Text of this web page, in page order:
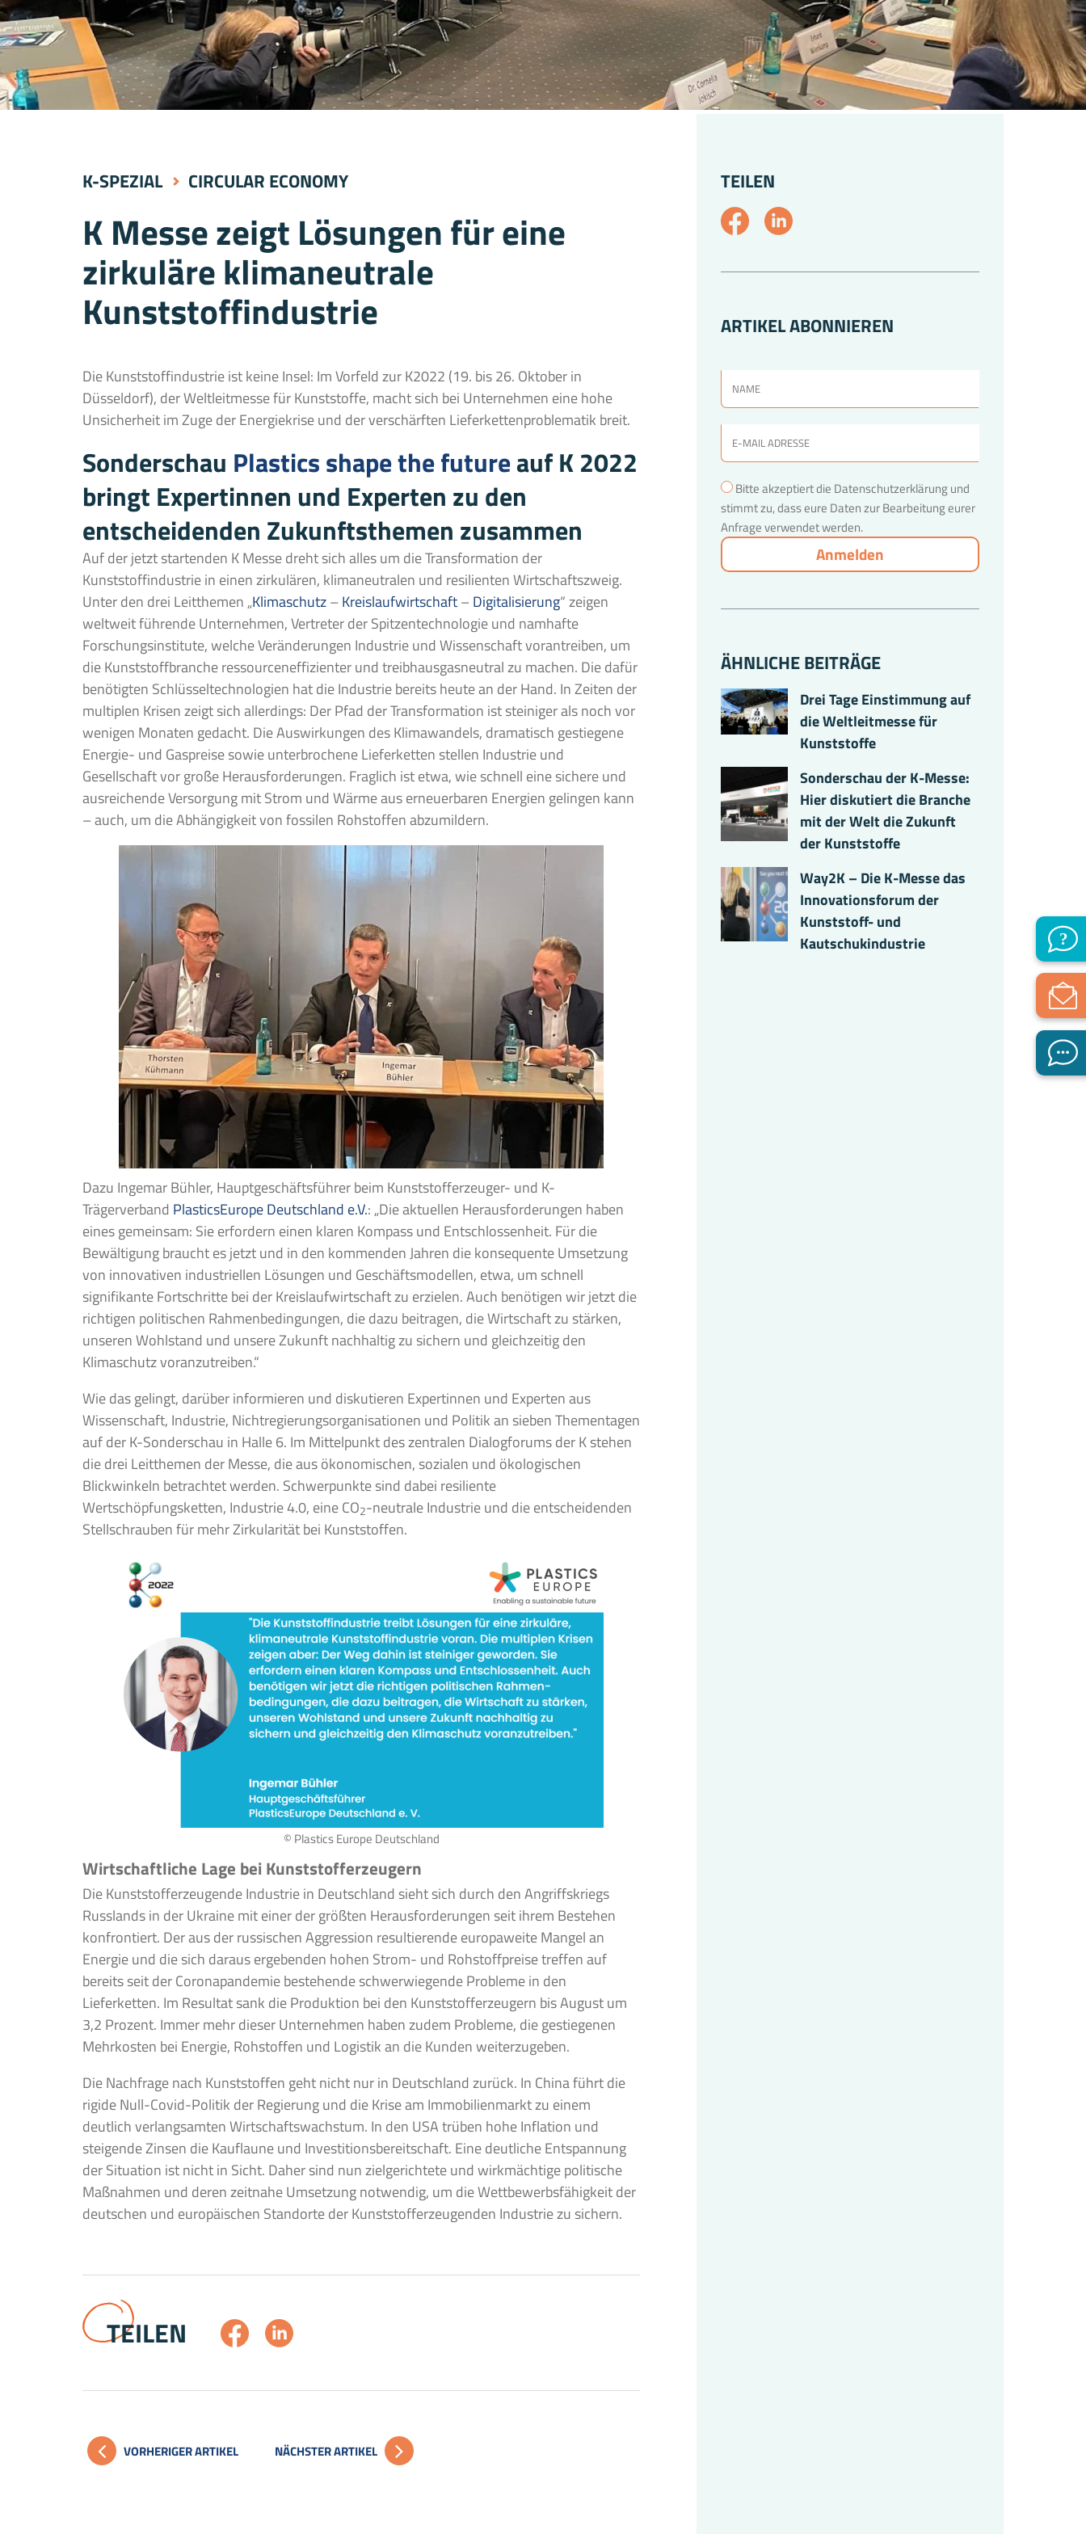
K-SPEZIAL CIRCULAR ECONOMY
K Messe zeigt Lösungen für eine
zirkuläre klimaneutrale
Kunststoffindustrie
Die Kunststoffindustrie ist keine Insel: Im Vorfeld zur K2022 (19. bis 26. Oktober in
Düsseldorf), der Weltleitmesse für Kunststoffe, macht sich bei Unternehmen eine hohe
Unsicherheit im Zuge der Energiekrise und der verschärften Lieferkettenproblematik breit.
Sonderschau Plastics shape the futureauf K 2022
bringt Expertinnen und Experten zu den
entscheidenden Zukunftsthemen zusammen
Auf der jetzt startenden K Messe dreht sich alles um die Transformation der
Kunststoffindustrie in einen zirkulären, klimaneutralen und resilienten Wirtschaftszweig.
Unter den drei Leitthemen „Klimaschutz– Kreislaufwirtschaft– Digitalisierung“ zeigen
weltweit führende Unternehmen, Vertreter der Spitzentechnologie und namhafte
Forschungsinstitute, welche Veränderungen Industrie und Wissenschaft vorantreiben, um
die Kunststoffbranche ressourceneffizienter und treibhausgasneutral zu machen. Die dafür
benötigten Schlüsseltechnologien hat die Industrie bereits heute an der Hand. In Zeiten der
multiplen Krisen zeigt sich allerdings: Der Pfad der Transformation ist steiniger als noch vor
wenigen Monaten gedacht. Die Auswirkungen des Klimawandels, dramatisch gestiegene
Energie- und Gaspreise sowie unterbrochene Lieferketten stellen Industrie und
Gesellschaft vor große Herausforderungen. Fraglich ist etwa, wie schnell eine sichere und
ausreichende Versorgung mit Strom und Wärme aus erneuerbaren Energien gelingen kann
– auch, um die Abhängigkeit von fossilen Rohstoffen abzumildern.
Dazu Ingemar Bühler, Hauptgeschäftsführer beim Kunststofferzeuger- und K-
Trägerverband PlasticsEurope Deutschland e.V.: „Die aktuellen Herausforderungen haben
eines gemeinsam: Sie erfordern einen klaren Kompass und Entschlossenheit. Für die
Bewältigung braucht es jetzt und in den kommenden Jahren die konsequente Umsetzung
von innovativen industriellen Lösungen und Geschäftsmodellen, etwa, um schnell
signifikante Fortschritte bei der Kreislaufwirtschaft zu erzielen. Auch benötigen wir jetzt die
richtigen politischen Rahmenbedingungen, die dazu beitragen, die Wirtschaft zu stärken,
unseren Wohlstand und unsere Zukunft nachhaltig zu sichern und gleichzeitig den
Klimaschutz voranzutreiben.“
Wie das gelingt, darüber informieren und diskutieren Expertinnen und Experten aus
Wissenschaft, Industrie, Nichtregierungsorganisationen und Politik an sieben Thementagen
auf der K-Sonder­schau in Halle 6. Im Mittelpunkt des zentralen Dialogforums der K stehen
die drei Leitthemen der Messe, die aus ökonomischen, sozialen und ökologischen
Blickwinkeln betrachtet werden. Schwerpunkte sind dabei resiliente
Wertschöpfungsketten, Industrie 4.0, eine CO2-neutrale Industrie und die entscheidenden
Stellschrauben für mehr Zirkularität bei Kunststoffen.
© Plastics Europe Deutschland
Wirtschaftliche Lage bei Kunststofferzeugern
Die Kunststofferzeugende Industrie in Deutschland sieht sich durch den Angriffskriegs
Russlands in der Ukraine mit einer der größten Herausforderungen seit ihrem Bestehen
konfrontiert. Der aus der russischen Aggression resultierende europaweite Mangel an
Energie und die sich daraus ergebenden hohen Strom- und Rohstoffpreise treffen auf
bereits seit der Coronapandemie bestehende schwerwiegende Probleme in den
Lieferketten. Im Resultat sank die Produktion bei den Kunststofferzeugern bis August um
3,2 Prozent. Immer mehr dieser Unternehmen haben zudem Probleme, die gestiegenen
Mehrkosten bei Energie, Rohstoffen und Logistik an die Kunden weiterzugeben.
Die Nachfrage nach Kunststoffen geht nicht nur in Deutschland zurück. In China führt die
rigide Null-Covid-Politik der Regierung und die Krise am Immobilienmarkt zu einem
deutlich verlangsamten Wirtschaftswachstum. In den USA trüben hohe Inflation und
steigende Zinsen die Kauflaune und Investitionsbereitschaft. Eine deutliche Entspannung
der Situation ist nicht in Sicht. Daher sind nun zielgerichtete und wirkmächtige politische
Maßnahmen und deren zeitnahe Umsetzung notwendig, um die Wettbewerbsfähigkeit der
deutschen und europäischen Standorte der Kunststofferzeugenden Industrie zu sichern.
TEILEN
VORHERIGER ARTIKEL NÄCHSTER ARTIKEL
TEILEN
ARTIKEL ABONNIEREN
Bitte akzeptiert die Datenschutzerklärung und
stimmt zu, dass eure Daten zur Bearbeitung eurer
Anfrage verwendet werden.
ÄHNLICHE BEITRÄGE
Drei Tage Einstimmung auf
die Weltleitmesse für
Kunststoffe
Sonderschau der K-Messe:
Hier diskutiert die Branche
mit der Welt die Zukunft
der Kunststoffe
Way2K – Die K-Messe das
Innovationsforum der
Kunststoff- und
Kautschukindustrie